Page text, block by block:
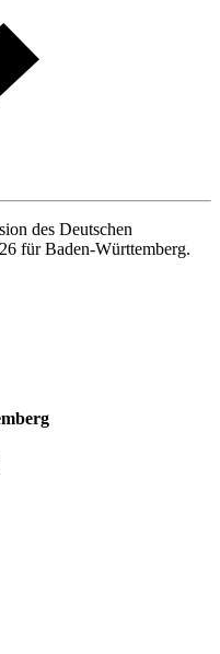
des Deutschen
für Baden-Württemberg.